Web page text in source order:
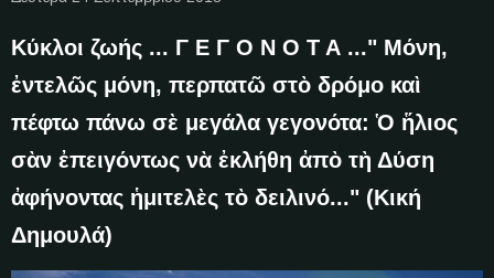
Κύκλοι ζωής ... Γ Ε Γ Ο Ν Ο Τ Α ..." Μόνη,
ἐντελῶς μόνη, περπατῶ στὸ δρόμο καὶ
πέφτω πάνω σὲ μεγάλα γεγονότα: Ὁ ἥλιος
σὰν ἐπειγόντως νὰ ἐκλήθη ἀπὸ τὴ Δύση
ἀφήνοντας ἡμιτελὲς τὸ δειλινό..." (Κική
Δημουλά)